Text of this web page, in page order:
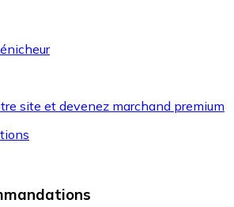
site et devenez marchand premium